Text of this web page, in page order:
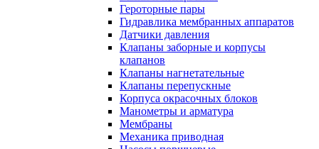
Героторные пары
Гидравлика мембранных аппаратов
Датчики давления
Клапаны заборные и корпусы
клапанов
Клапаны нагнетательные
Клапаны перепускные
Корпуса окрасочных блоков
Манометры и арматура
Мембраны
Механика приводная